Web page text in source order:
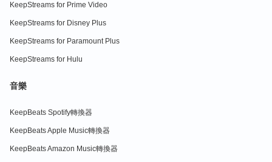
KeepStreams for Prime Video
KeepStreams for Disney Plus
KeepStreams for Paramount Plus
KeepStreams for Hulu
音樂
KeepBeats Spotify轉換器
KeepBeats Apple Music轉換器
KeepBeats Amazon Music轉換器